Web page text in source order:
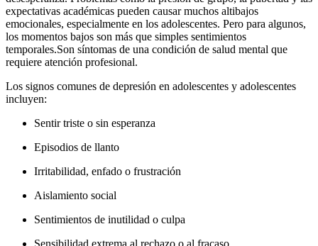
expectativas académicas pueden causar muchos altibajos
emocionales, especialmente en los adolescentes. Pero para algunos,
los momentos bajos son más que simples sentimientos
temporales.Son síntomas de una condición de salud mental que
requiere atención profesional.
Los signos comunes de depresión en adolescentes y adolescentes
incluyen:
Sentir triste o sin esperanza
Episodios de llanto
Irritabilidad, enfado o frustración
Aislamiento social
Sentimientos de inutilidad o culpa
Sensibilidad extrema al rechazo o al fracaso